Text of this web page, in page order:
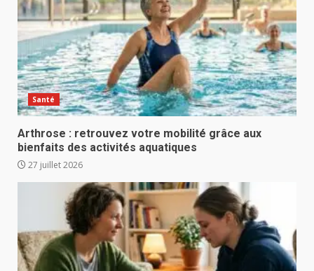
Santé
Arthrose : retrouvez votre mobilité grâce aux
bienfaits des activités aquatiques
27 juillet 2026